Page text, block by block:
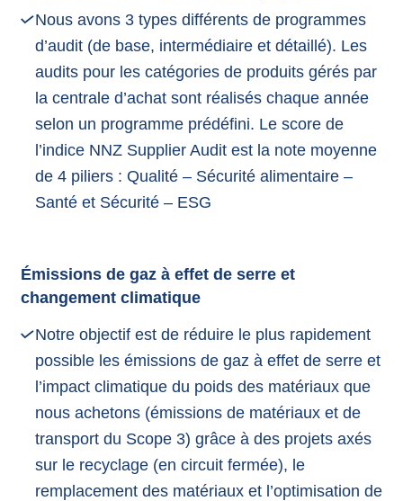
Nous avons 3 types différents de programmes
d’audit (de base, intermédiaire et détaillé). Les
audits pour les catégories de produits gérés par
la centrale d’achat sont réalisés chaque année
selon un programme prédéfini. Le score de
l’indice NNZ Supplier Audit est la note moyenne
de 4 piliers : Qualité – Sécurité alimentaire –
Santé et Sécurité – ESG
Émissions de gaz à effet de serre et
changement climatique
Notre objectif est de réduire le plus rapidement
possible les émissions de gaz à effet de serre et
l’impact climatique du poids des matériaux que
nous achetons (émissions de matériaux et de
transport du Scope 3) grâce à des projets axés
sur le recyclage (en circuit fermée), le
remplacement des matériaux et l’optimisation de